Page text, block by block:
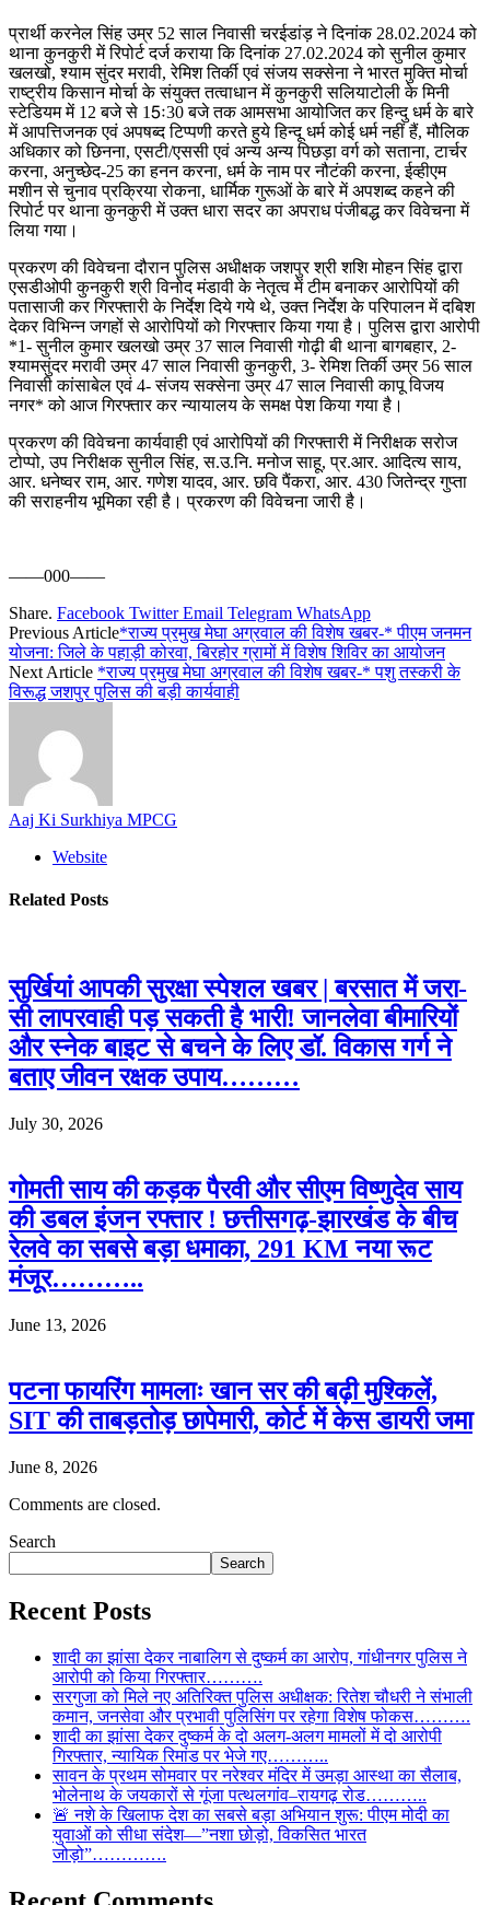
प्रार्थी करनेल सिंह उम्र 52 साल निवासी चरईडांड़ ने दिनांक 28.02.2024 को
थाना कुनकुरी में रिपोर्ट दर्ज कराया कि दिनांक 27.02.2024 को सुनील कुमार
खलखो, श्याम सुंदर मरावी, रेमिश तिर्की एवं संजय सक्सेना ने भारत मुक्ति मोर्चा
राष्ट्रीय किसान मोर्चा के संयुक्त तत्वाधान में कुनकुरी सलियाटोली के मिनी
स्टेडियम में 12 बजे से 15ः30 बजे तक आमसभा आयोजित कर हिन्दु धर्म के बारे
में आपत्तिजनक एवं अपषब्द टिप्पणी करते हुये हिन्दू धर्म कोई धर्म नहीं हैं, मौलिक
अधिकार को छिनना, एसटी/एससी एवं अन्य अन्य पिछड़ा वर्ग को सताना, टार्चर
करना, अनुच्छेद-25 का हनन करना, धर्म के नाम पर नौटंकी करना, ईव्हीएम
मशीन से चुनाव प्रक्रिया रोकना, धार्मिक गुरूओं के बारे में अपशब्द कहने की
रिपोर्ट पर थाना कुनकुरी में उक्त धारा सदर का अपराध पंजीबद्ध कर विवेचना में
लिया गया।
प्रकरण की विवेचना दौरान पुलिस अधीक्षक जशपुर श्री शशि मोहन सिंह द्वारा
एसडीओपी कुनकुरी श्री विनोद मंडावी के नेतृत्व में टीम बनाकर आरोपियों की
पतासाजी कर गिरफ्तारी के निर्देश दिये गये थे, उक्त निर्देश के परिपालन में दबिश
देकर विभिन्न जगहों से आरोपियों को गिरफ्तार किया गया है। पुलिस द्वारा आरोपी
*1- सुनील कुमार खलखो उम्र 37 साल निवासी गोढ़ी बी थाना बागबहार, 2-
श्यामसुंदर मरावी उम्र 47 साल निवासी कुनकुरी, 3- रेमिश तिर्की उम्र 56 साल
निवासी कांसाबेल एवं 4- संजय सक्सेना उम्र 47 साल निवासी कापू विजय
नगर* को आज गिरफ्तार कर न्यायालय के समक्ष पेश किया गया है।
प्रकरण की विवेचना कार्यवाही एवं आरोपियों की गिरफ्तारी में निरीक्षक सरोज
टोप्पो, उप निरीक्षक सुनील सिंह, स.उ.नि. मनोज साहू, प्र.आर. आदित्य साय,
आर. धनेष्वर राम, आर. गणेश यादव, आर. छवि पैंकरा, आर. 430 जितेन्द्र गुप्ता
की सराहनीय भूमिका रही है। प्रकरण की विवेचना जारी है।
——000——
Share. Facebook Twitter Email Telegram WhatsApp
Previous Article*राज्य प्रमुख मेघा अग्रवाल की विशेष खबर-* पीएम जनमन
योजना: जिले के पहाड़ी कोरवा, बिरहोर ग्रामों में विशेष शिविर का आयोजन
Next Article *राज्य प्रमुख मेघा अग्रवाल की विशेष खबर-* पशु तस्करी के
विरूद्ध जशपुर पुलिस की बड़ी कार्यवाही
Aaj Ki Surkhiya MPCG
Website
Related Posts
सुर्खियां आपकी सुरक्षा स्पेशल खबर | बरसात में जरा-
सी लापरवाही पड़ सकती है भारी! जानलेवा बीमारियों
और स्नेक बाइट से बचने के लिए डॉ. विकास गर्ग ने
बताए जीवन रक्षक उपाय………
July 30, 2026
गोमती साय की कड़क पैरवी और सीएम विष्णुदेव साय
की डबल इंजन रफ्तार ! छत्तीसगढ़-झारखंड के बीच
रेलवे का सबसे बड़ा धमाका, 291 KM नया रूट
मंजूर………..
June 13, 2026
पटना फायरिंग मामलाः खान सर की बढ़ी मुश्किलें,
SIT की ताबड़तोड़ छापेमारी, कोर्ट में केस डायरी जमा
June 8, 2026
Comments are closed.
Search
Search
Recent Posts
शादी का झांसा देकर नाबालिग से दुष्कर्म का आरोप, गांधीनगर पुलिस ने
आरोपी को किया गिरफ्तार……….
सरगुजा को मिले नए अतिरिक्त पुलिस अधीक्षक: रितेश चौधरी ने संभाली
कमान, जनसेवा और प्रभावी पुलिसिंग पर रहेगा विशेष फोकस……….
शादी का झांसा देकर दुष्कर्म के दो अलग-अलग मामलों में दो आरोपी
गिरफ्तार, न्यायिक रिमांड पर भेजे गए………..
सावन के प्रथम सोमवार पर नरेश्वर मंदिर में उमड़ा आस्था का सैलाब,
भोलेनाथ के जयकारों से गूंजा पत्थलगांव–रायगढ़ रोड………..
🚨 नशे के खिलाफ देश का सबसे बड़ा अभियान शुरू: पीएम मोदी का
युवाओं को सीधा संदेश—”नशा छोड़ो, विकसित भारत
जोड़ो”………….